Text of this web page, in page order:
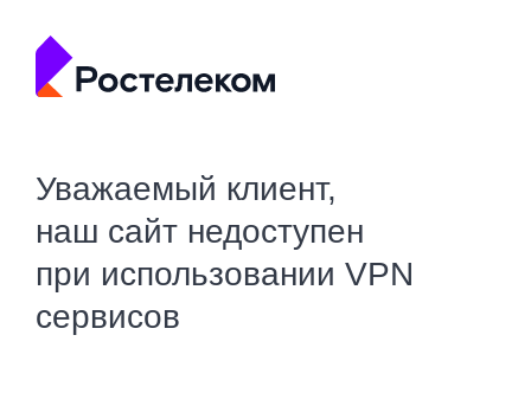
Уважаемый клиент,
наш сайт недоступен
при использовании VPN
сервисов